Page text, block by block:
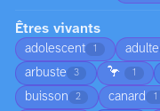
Êtres vivants
adolescent 1 adulte
arbuste 3 🦩 1
buisson 2 canard 1